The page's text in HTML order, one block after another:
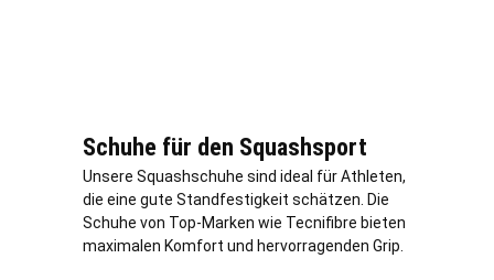
Schuhe für den Squashsport
Unsere Squashschuhe sind ideal für Athleten,
die eine gute Standfestigkeit schätzen. Die
Schuhe von Top-Marken wie Tecnifibre bieten
maximalen Komfort und hervorragenden Grip.